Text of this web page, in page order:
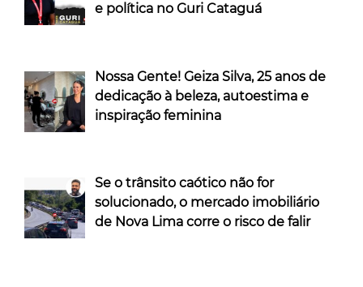
e política no Guri Cataguá
Nossa Gente! Geiza Silva, 25 anos de
dedicação à beleza, autoestima e
inspiração feminina
Se o trânsito caótico não for
solucionado, o mercado imobiliário
de Nova Lima corre o risco de falir